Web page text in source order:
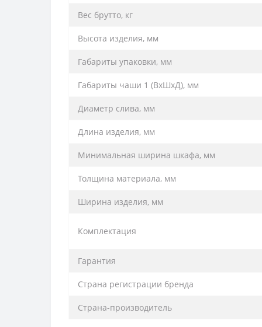
Вес брутто, кг
Высота изделия, мм
Габариты упаковки, мм
Габариты чаши 1 (ВхШхД), мм
Диаметр слива, мм
Длина изделия, мм
Минимальная ширина шкафа, мм
Толщина материала, мм
Ширина изделия, мм
Комплектация
Гарантия
Страна регистрации бренда
Страна-производитель